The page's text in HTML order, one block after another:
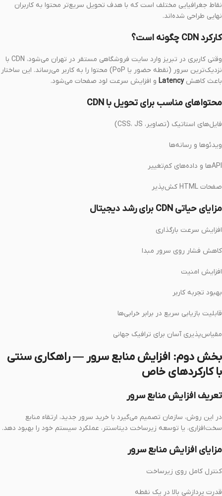
نقاط جغرافیایی مختلف است که با هدف تحویل سریع‌تر محتوا به کاربران
نهایی طراحی شده‌اند.
کارکرد CDN چگونه است؟
وقتی کاربری در تبریز وارد سایت فروشگاهی مستقر در تهران می‌شود، CDN با
نزدیک‌ترین سرور (نقطه حضور یا PoP) محتوا را به کاربر می‌رساند. این ساختار
باعث کاهشLatency و افزایش سرعت لود صفحات می‌شود.
محتواهای مناسب برای تحویل با CDN
فایل‌های استاتیک (تصاویر، CSS، JS)
ویدئوها و رسانه‌ها
APIها و داده‌های کم‌تغییر
صفحات HTML کش‌پذیر
مزایای حیاتی CDN برای رشد دیجیتال
افزایش سرعت بارگذاری
کاهش فشار روی سرور مبدا
افزایش امنیت
بهبود تجربه کاربر
قابلیت بازیابی سریع در برابر خرابی‌ها
مقیاس‌پذیری آسان برای ترافیک جهانی
بخش دوم: افزایش منابع سرور — راهکاری سنتی
با کارکردهای خاص
تعریف افزایش منابع سرور
در این روش، سازمان تصمیم می‌گیرد با خرید سرور جدید، ارتقاء منابع
سخت‌افزاری، یا توسعه زیرساخت دیتاسنتر، عملکرد سیستم خود را بهبود دهد.
مزایای افزایش منابع سرور
کنترل کامل روی زیرساخت
قدرت پردازشی بالا در یک نقطه